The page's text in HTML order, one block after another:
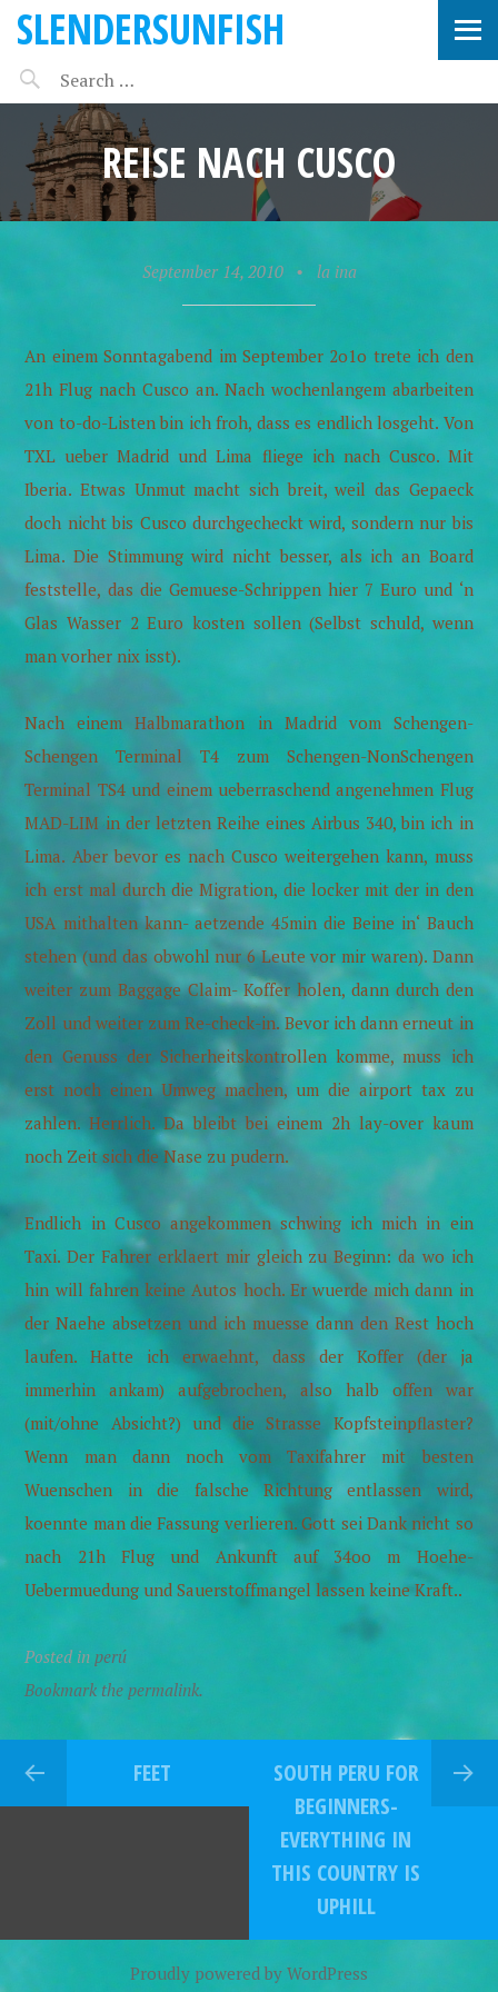
SLENDERSUNFISH
REISE NACH CUSCO
September 14, 2010 • la ina
An einem Sonntagabend im September 2o1o trete ich den
21h Flug nach Cusco an. Nach wochenlangem abarbeiten
von to-do-Listen bin ich froh, dass es endlich losgeht. Von
TXL ueber Madrid und Lima fliege ich nach Cusco. Mit
Iberia. Etwas Unmut macht sich breit, weil das Gepaeck
doch nicht bis Cusco durchgecheckt wird, sondern nur bis
Lima. Die Stimmung wird nicht besser, als ich an Board
feststelle, das die Gemuese-Schrippen hier 7 Euro und ‘n
Glas Wasser 2 Euro kosten sollen (Selbst schuld, wenn
man vorher nix isst).
Nach einem Halbmarathon in Madrid vom Schengen-
Schengen Terminal T4 zum Schengen-NonSchengen
Terminal TS4 und einem ueberraschend angenehmen Flug
MAD-LIM in der letzten Reihe eines Airbus 340, bin ich in
Lima. Aber bevor es nach Cusco weitergehen kann, muss
ich erst mal durch die Migration, die locker mit der in den
USA mithalten kann- aetzende 45min die Beine in‘ Bauch
stehen (und das obwohl nur 6 Leute vor mir waren). Dann
weiter zum Baggage Claim- Koffer holen, dann durch den
Zoll und weiter zum Re-check-in. Bevor ich dann erneut in
den Genuss der Sicherheitskontrollen komme, muss ich
erst noch einen Umweg machen, um die airport tax zu
zahlen. Herrlich. Da bleibt bei einem 2h lay-over kaum
noch Zeit sich die Nase zu pudern.
Endlich in Cusco angekommen schwing ich mich in ein
Taxi. Der Fahrer erklaert mir gleich zu Beginn: da wo ich
hin will fahren keine Autos hoch. Er wuerde mich dann in
der Naehe absetzen und ich muesse dann den Rest hoch
laufen. Hatte ich erwaehnt, dass der Koffer (der ja
immerhin ankam) aufgebrochen, also halb offen war
(mit/ohne Absicht?) und die Strasse Kopfsteinpflaster?
Wenn man dann noch vom Taxifahrer mit besten
Wuenschen in die falsche Richtung entlassen wird,
koennte man die Fassung verlieren. Gott sei Dank nicht so
nach 21h Flug und Ankunft auf 34oo m Hoehe-
Uebermuedung und Sauerstoffmangel lassen keine Kraft..
Posted inperú
Bookmark the permalink.
FEET
SOUTH PERU FOR
BEGINNERS-
EVERYTHING IN
THIS COUNTRY IS
UPHILL
Proudly powered by WordPress